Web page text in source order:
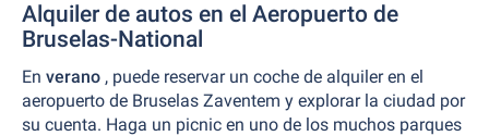
Alquiler de autos en el Aeropuerto de
Bruselas-National
En verano , puede reservar un coche de alquiler en el
aeropuerto de Bruselas Zaventem y explorar la ciudad por
su cuenta. Haga un picnic en uno de los muchos parques